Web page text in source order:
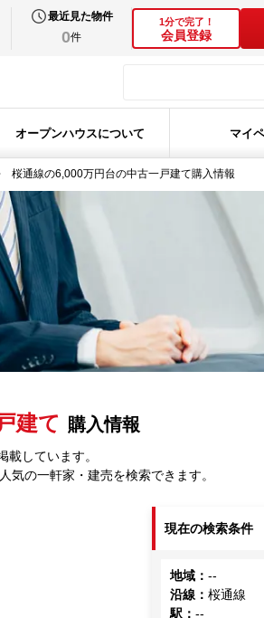
最近見た物件
0件
1分で完了！
会員登録
オープンハウスについて マイ
桜通線の6,000万円台の中古一戸建て購入情報
建て 購入情報
しています。
の一軒家・建売を検索できます。
現在の検索条件
地域 ：--
沿線 ：桜通線
駅 ：--